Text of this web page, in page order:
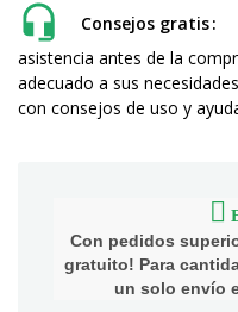
Consejos gratis
asistencia antes de la
adecuado a sus
con consejos de uso y
Con pedidos
gratuito! Para
un solo envío